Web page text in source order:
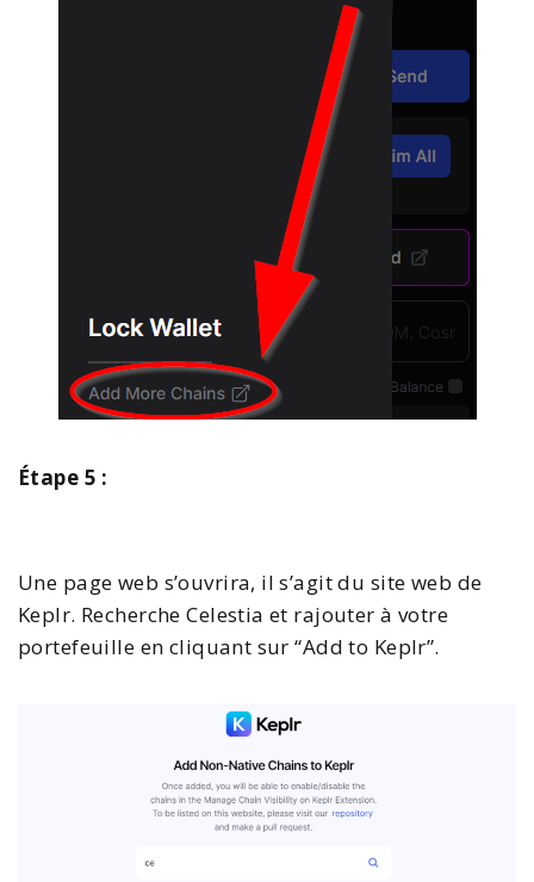
Étape 5 :
Une page web s’ouvrira, il s’agit du site web de
Keplr. Recherche Celestia et rajouter à votre
portefeuille en cliquant sur “Add to Keplr”.